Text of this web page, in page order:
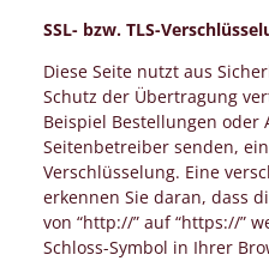
SSL- bzw. TLS-
Diese Seite nutzt aus
Schutz der Übertragung
Beispiel Bestellungen oder
Seitenbetreiber senden,
Verschlüsselung. Eine
erkennen Sie daran, dass
von “http://” auf “https://”
Schloss-Symbol in Ihrer